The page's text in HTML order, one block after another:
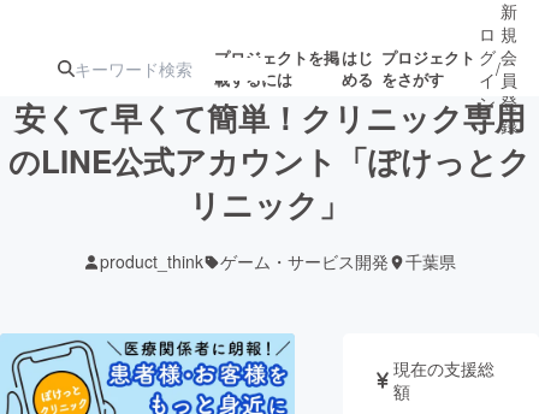
プロジェクトを掲
載するには
はじ
める
プロジェクト
をさがす
注目の新着プロ募集終了が近いプ
テクノロジー・ガジェット
ロ
グ
イ
ン
/
新
規
会
員
登
録
安くて早くて簡単！クリニック専用
のLINE公式アカウント「ぽけっとク
リニック」
product_think ゲーム・サービス開発 千葉県
現在の支援総
額